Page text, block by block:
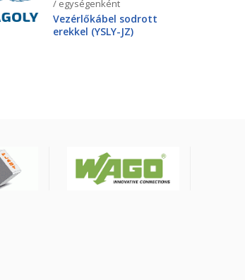
/ egységenként
Vezérlőkábel sodrott
erekkel (YSLY-JZ)